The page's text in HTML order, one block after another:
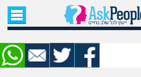
עמוד הבית
שאל שאלה
שאלות חדשות